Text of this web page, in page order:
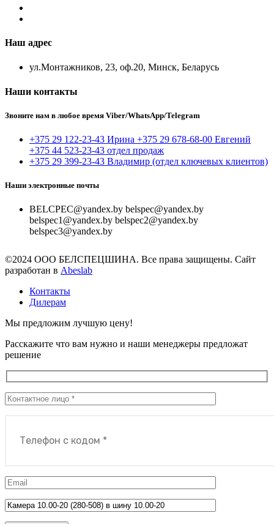
Наш адрес
ул.Монтажников, 23, оф.20, Минск, Беларусь
Наши контакты
Звоните нам в любое время Viber/WhatsApp/Telegram
+375 29 122-23-43 Ирина +375 29 678-68-00 Евгений
+375 44 523-23-43 отдел продаж
+375 29 399-23-43 Владимир (отдел ключевых клиентов)
Наши электронные почты
BELCPEC@yandex.by belspec@yandex.by
belspec1@yandex.by belspec2@yandex.by
belspec3@yandex.by
©2024 ООО БЕЛСПЕЦШИНА. Все права защищены. Сайт
разработан в Abeslab
Контакты
Дилерам
Мы предложим лучшую цену!
Расскажите что вам нужно и наши менеджеры предложат
решение